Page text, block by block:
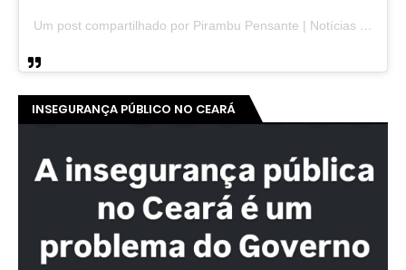
Um post compartilhado por Pirambu Pensante | Notícias & Entretenimento (@pirambupensante)
INSEGURANÇA PÚBLICO NO CEARÁ